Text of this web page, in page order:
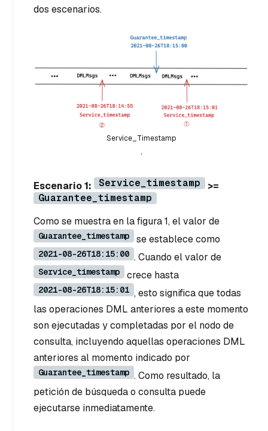
dos escenarios.
Service_Timestamp
.
Escenario 1: Service_timestamp
>=
Guarantee_timestamp
Como se muestra en la figura 1, el valor de
Guarantee_timestamp se establece como
2021-08-26T18:15:00 . Cuando el valor de
Service_timestamp crece hasta
2021-08-26T18:15:01 , esto significa que todas
las operaciones DML anteriores a este momento
son ejecutadas y completadas por el nodo de
consulta, incluyendo aquellas operaciones DML
anteriores al momento indicado por
Guarantee_timestamp . Como resultado, la
petición de búsqueda o consulta puede
ejecutarse inmediatamente.